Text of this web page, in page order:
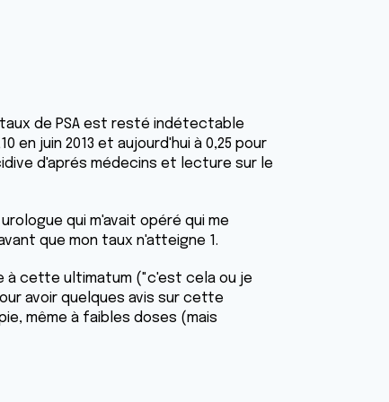
de PSA est resté indétectable
en juin 2013 et aujourd'hui à 0,25 pour
d'aprés médecins et lecture sur le
qui m'avait opéré qui me
que mon taux n'atteigne 1.
à cette ultimatum ("c'est cela ou je
avoir quelques avis sur cette
même à faibles doses (mais